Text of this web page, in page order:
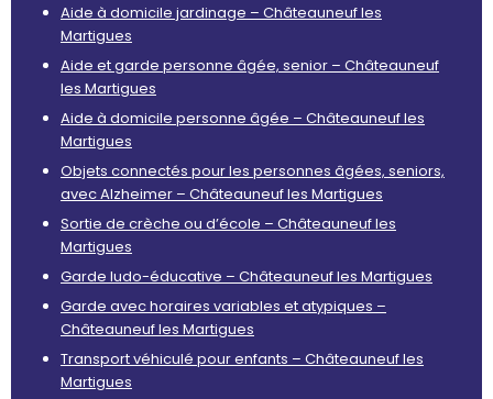
Aide à domicile jardinage – Châteauneuf les
Martigues
Aide et garde personne âgée, senior – Châteauneuf
les Martigues
Aide à domicile personne âgée – Châteauneuf les
Martigues
Objets connectés pour les personnes âgées, seniors,
avec Alzheimer – Châteauneuf les Martigues
Sortie de crèche ou d’école – Châteauneuf les
Martigues
Garde ludo-éducative – Châteauneuf les Martigues
Garde avec horaires variables et atypiques –
Châteauneuf les Martigues
Transport véhiculé pour enfants – Châteauneuf les
Martigues